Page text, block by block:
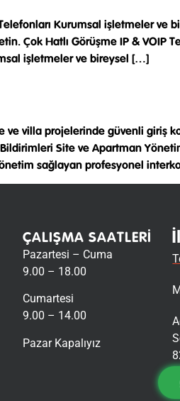
Kurumsal işletmeler
Çok Hatlı Görüşme IP & VOIP
işletmeler ve bireysel […]
ve villa projelerinde güvenli
Site ve Apartman
sağlayan profesyonel
ÇALIŞMA SAATLERI
Pazartesi – Cuma
9.00 – 18.00
Cumartesi
9.00 – 14.00
Pazar Kapalıyız